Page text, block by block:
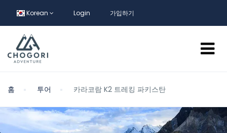
Korean Login 가입하기
홈 투어 카라코람 K2 트레킹 파키스탄